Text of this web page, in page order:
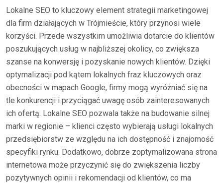
Lokalne SEO to kluczowy element strategii marketingowej
dla firm działających w Trójmieście, który przynosi wiele
korzyści. Przede wszystkim umożliwia dotarcie do klientów
poszukujących usług w najbliższej okolicy, co zwiększa
szanse na konwersję i pozyskanie nowych klientów. Dzięki
optymalizacji pod kątem lokalnych fraz kluczowych oraz
obecności w mapach Google, firmy mogą wyróżniać się na
tle konkurencji i przyciągać uwagę osób zainteresowanych
ich ofertą. Lokalne SEO pozwala także na budowanie silnej
marki w regionie – klienci często wybierają usługi lokalnych
przedsiębiorstw ze względu na ich dostępność i znajomość
specyfiki rynku. Dodatkowo, dobrze zoptymalizowana strona
internetowa może przyczynić się do zwiększenia liczby
pozytywnych opinii i rekomendacji od klientów, co ma